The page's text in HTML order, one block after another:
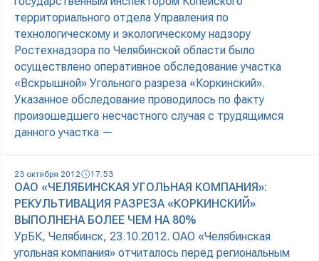
территориального отдела Управления по
технологическому и экологическому надзору
Ростехнадзора по Челябинской области было
осуществлено оперативное обследование участка
«Вскрышной» Угольного разреза «Коркинский».
Указанное обследование проводилось по факту
произошедшего несчастного случая с трудящимся
данного участка —
23 октября 2012 17:53
ОАО «ЧЕЛЯБИНСКАЯ УГОЛЬНАЯ КОМПАНИЯ»:
РЕКУЛЬТИВАЦИЯ РАЗРЕЗА «КОРКИНСКИЙ»
ВЫПОЛНЕНА БОЛЕЕ ЧЕМ НА 80%
УрБК, Челябинск, 23.10.2012. ОАО «Челябинская
угольная компания» отчиталось перед региональным